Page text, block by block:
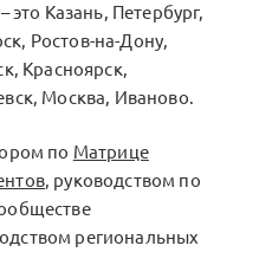
это Казань, Петербург,
Ростов-на-Дону,
Красноярск,
Москва, Иваново.
по Матрице
, руководством по
региональных